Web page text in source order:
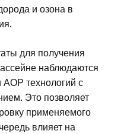
и озона в
для получения
наблюдаются
технологий с
Это позволяет
применяемого
влияет на